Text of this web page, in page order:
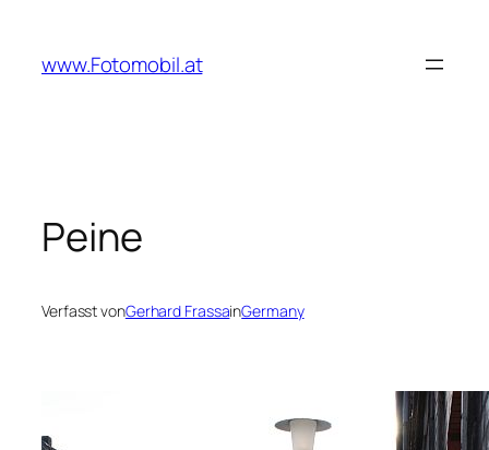
springen
www.Fotomobil.at
Peine
Verfasst vonGerhard FrassainGermany